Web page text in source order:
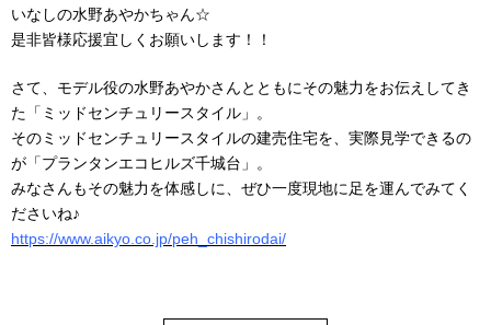
いなしの水野あやかちゃん☆
是非皆様応援宜しくお願いします！！
さて、モデル役の水野あやかさんとともにその魅力をお伝えしてき
た「ミッドセンチュリースタイル」。
そのミッドセンチュリースタイルの建売住宅を、実際見学できるの
が「プランタンエコヒルズ千城台」。
みなさんもその魅力を体感しに、ぜひ一度現地に足を運んでみてく
ださいね♪
https://www.aikyo.co.jp/peh_chishirodai/